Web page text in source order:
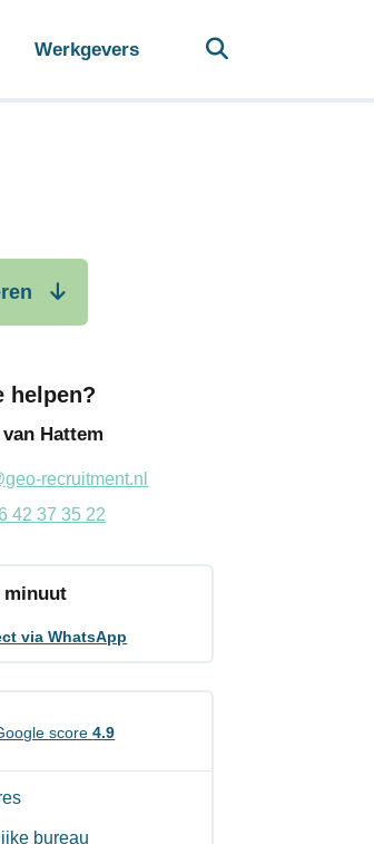
Werkgevers
helpen?
Hattem
recruitment.nl
42 37 35 22
minuut
via WhatsApp
score4.9
bureau